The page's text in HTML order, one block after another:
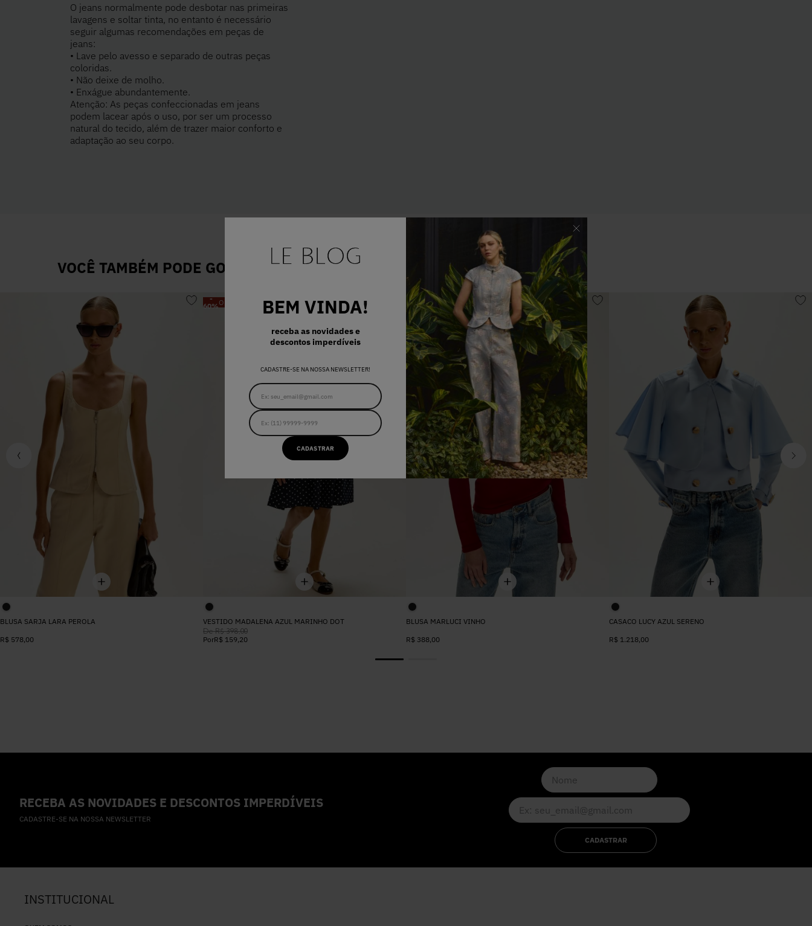
BEM VINDA!
receba as novidades e
descontos imperdíveis
CADASTRE-SE NA NOSSA NEWSLETTER!
CADASTRAR
O jeans normalmente pode desbotar nas primeiras
lavagens e soltar tinta, no entanto é necessário
seguir algumas recomendações em peças de
jeans:
• Lave pelo avesso e separado de outras peças
coloridas.
• Não deixe de molho.
• Enxágue abundantemente.
Atenção: As peças confeccionadas em jeans
podem lacear após o uso, por ser um processo
natural do tecido, além de trazer maior conforto e
adaptação ao seu corpo.
VOCÊ TAMBÉM PODE GOSTAR DE..
BLUSA SARJA LARA PEROLA
R$ 578,00
-
60%OFF
VESTIDO MADALENA AZUL MARINHO DOT
De R$ 398,00
PorR$ 159,20
BLUSA MARLUCI VINHO
R$ 388,00
CASACO LUCY AZUL SERENO
R$ 1.218,00
RECEBA AS NOVIDADES E DESCONTOS IMPERDÍVEIS
CADASTRE-SE NA NOSSA NEWSLETTER
CADASTRAR
INSTITUCIONAL